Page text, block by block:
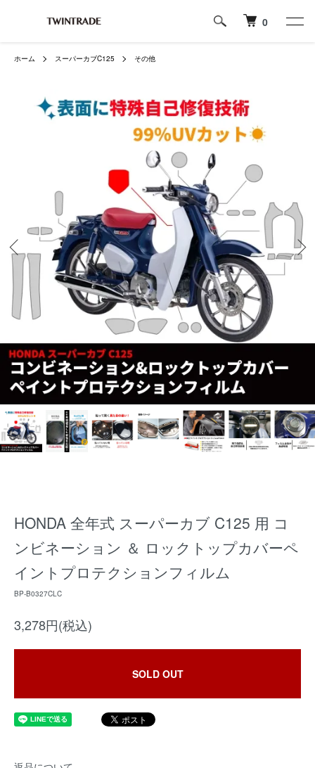
0
ホーム スーパーカブC125 その他
HONDA 全年式 スーパーカブ C125 用 コ
ンビネーション ＆ ロックトップカバーペ
イントプロテクションフィルム
BP-B0327CLC
3,278円(税込)
SOLD OUT